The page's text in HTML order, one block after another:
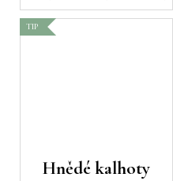
TIP
Hnědé kalhoty